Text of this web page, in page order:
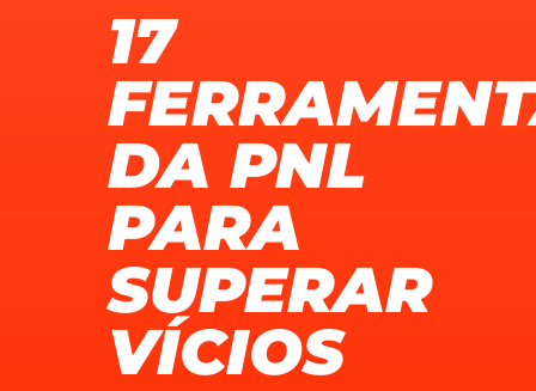
17
DA PNL
PARA
SUPERAR
VÍCIOS